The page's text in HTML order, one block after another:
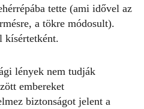
tette (ami idővel az
a tökre módosult).
kísértetként.
lények nem tudják
embereket
biztonságot jelent a